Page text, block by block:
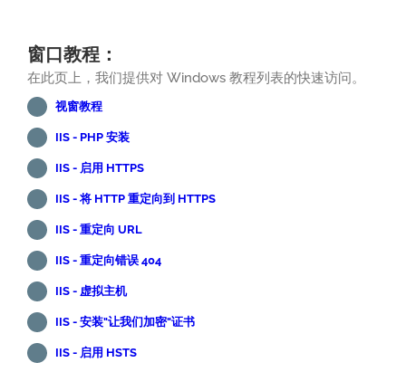
窗口教程：
在此页上，我们提供对 Windows 教程列表的快速访问。
视窗教程
IIS - PHP 安装
IIS - 启用 HTTPS
IIS - 将 HTTP 重定向到 HTTPS
IIS - 重定向 URL
IIS - 重定向错误 404
IIS - 虚拟主机
IIS - 安装"让我们加密"证书
IIS - 启用 HSTS